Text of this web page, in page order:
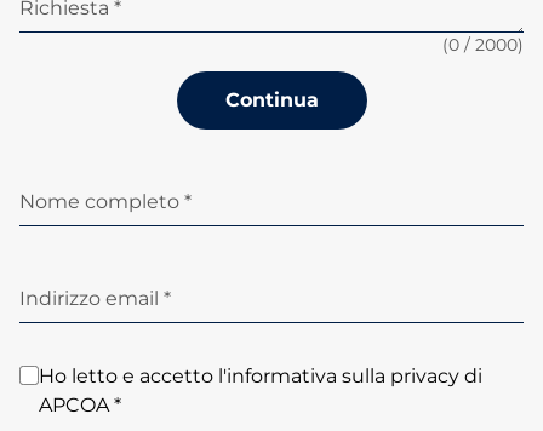
Richiesta *
(0 / 2000)
Continua
Nome completo *
Indirizzo email *
Ho letto e accetto l'informativa sulla privacy di
APCOA *